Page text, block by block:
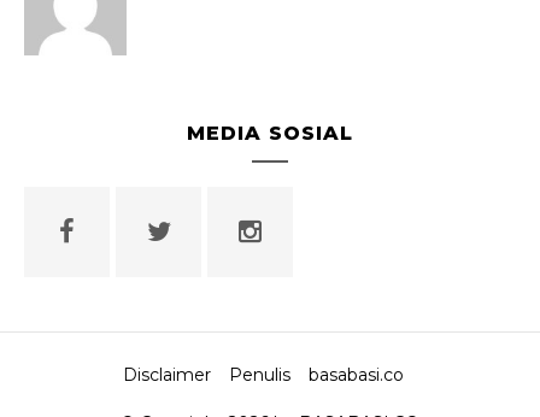
MEDIA SOSIAL
Disclaimer Penulis basabasi.co